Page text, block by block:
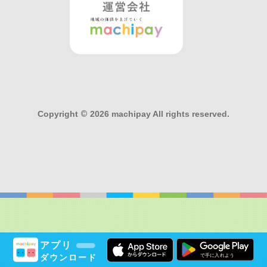
アプリ
ダウンロード
Copyright © 2026 machipay All rights reserved.